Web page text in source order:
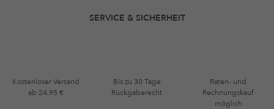
SERVICE & SICHERHEIT
Kostenloser Versand
ab 24,95 €
Bis zu 30 Tage
Rückgaberecht
Raten- und
Rechnungskauf
möglich